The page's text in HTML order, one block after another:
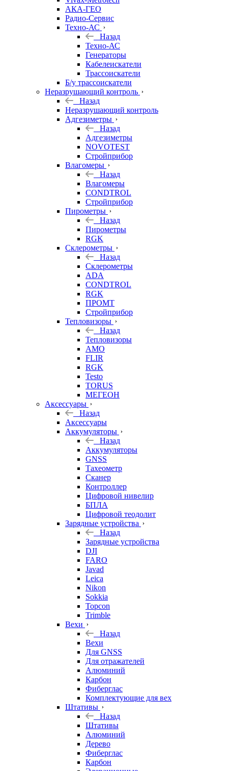
АКА-ГЕО
Радио-Сервис
Техно-АС
Назад
Техно-АС
Генераторы
Кабелеискатели
Трассоискатели
Б/у трассоискатели
Неразрушающий контроль
Назад
Неразрушающий контроль
Адгезиметры
Назад
Адгезиметры
NOVOTEST
Стройприбор
Влагомеры
Назад
Влагомеры
CONDTROL
Стройприбор
Пирометры
Назад
Пирометры
RGK
Склерометры
Назад
Склерометры
ADA
CONDTROL
RGK
ПРОМТ
Стройприбор
Тепловизоры
Назад
Тепловизоры
AMO
FLIR
RGK
Testo
TORUS
МЕГЕОН
Аксессуары
Назад
Аксессуары
Аккумуляторы
Назад
Аккумуляторы
GNSS
Тахеометр
Сканер
Контроллер
Цифровой нивелир
БПЛА
Цифровой теодолит
Зарядные устройства
Назад
Зарядные устройства
DJI
FARO
Javad
Leica
Nikon
Sokkia
Topcon
Trimble
Вехи
Назад
Вехи
Для GNSS
Для отражателей
Алюминий
Карбон
Фиберглас
Комплектующие для вех
Штативы
Назад
Штативы
Алюминий
Дерево
Фиберглас
Карбон